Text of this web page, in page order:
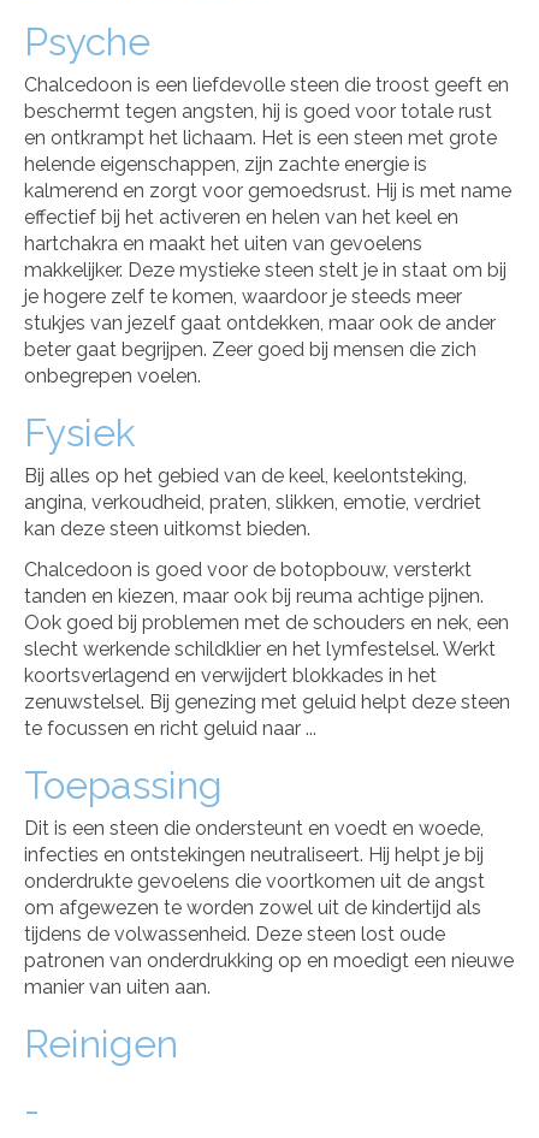
Psyche
Chalcedoon is een liefdevolle steen die troost geeft en
beschermt tegen angsten, hij is goed voor totale rust
en ontkrampt het lichaam. Het is een steen met grote
helende eigenschappen, zijn zachte energie is
kalmerend en zorgt voor gemoedsrust. Hij is met name
effectief bij het activeren en helen van het keel en
hartchakra en maakt het uiten van gevoelens
makkelijker. Deze mystieke steen stelt je in staat om bij
je hogere zelf te komen, waardoor je steeds meer
stukjes van jezelf gaat ontdekken, maar ook de ander
beter gaat begrijpen. Zeer goed bij mensen die zich
onbegrepen voelen.
Fysiek
Bij alles op het gebied van de keel, keelontsteking,
angina, verkoudheid, praten, slikken, emotie, verdriet
kan deze steen uitkomst bieden.
Chalcedoon is goed voor de botopbouw, versterkt
tanden en kiezen, maar ook bij reuma achtige pijnen.
Ook goed bij problemen met de schouders en nek, een
slecht werkende schildklier en het lymfestelsel. Werkt
koortsverlagend en verwijdert blokkades in het
zenuwstelsel. Bij genezing met geluid helpt deze steen
te focussen en richt geluid naar ...
Toepassing
Dit is een steen die ondersteunt en voedt en woede,
infecties en ontstekingen neutraliseert. Hij helpt je bij
onderdrukte gevoelens die voortkomen uit de angst
om afgewezen te worden zowel uit de kindertijd als
tijdens de volwassenheid. Deze steen lost oude
patronen van onderdrukking op en moedigt een nieuwe
manier van uiten aan.
Reinigen
-